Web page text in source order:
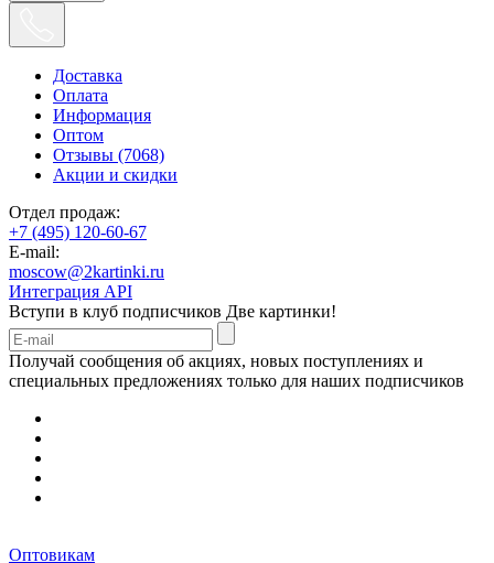
Доставка
Оплата
Информация
Оптом
Отзывы (7068)
Акции и скидки
Отдел продаж:
+7 (495) 120-60-67
E-mail:
moscow@2kartinki.ru
Интеграция API
Вступи в клуб подписчиков Две картинки!
Получай сообщения об акциях, новых поступлениях и
специальных предложениях только для наших подписчиков
Оптовикам